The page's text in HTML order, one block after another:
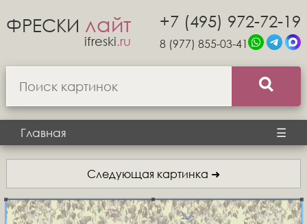
ФРЕСКИ лайт
ifreski.ru
+7 (495) 972-72-19
8 (977) 855-03-41
Главная ☰
Следующая картинка ➜